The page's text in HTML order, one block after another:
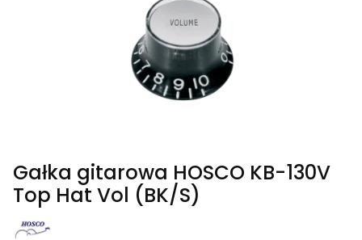
Gałka gitarowa HOSCO KB-130V
Top Hat Vol (BK/S)